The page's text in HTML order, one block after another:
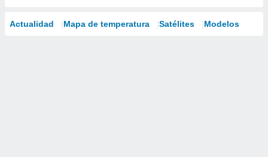
Actualidad Mapa de temperatura Satélites Modelos